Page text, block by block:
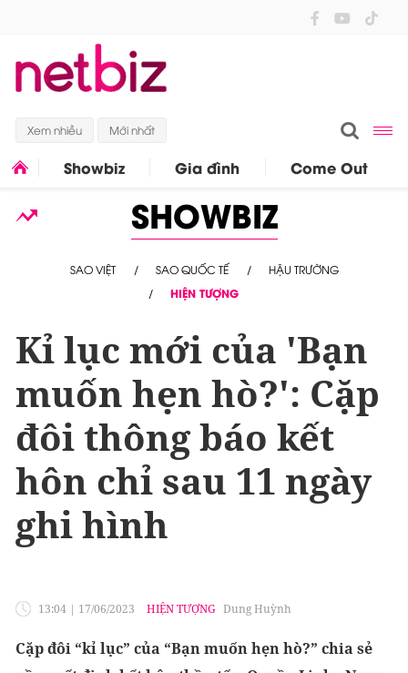
Xem nhiều Mới nhất
Showbiz Gia đình Come Out
SHOWBIZ
SAO VIỆT SAO QUỐC TẾ
HẬU TRƯỜNG
HIỆN TƯỢNG
Kỉ lục mới của 'Bạn
muốn hẹn hò?': Cặp
đôi thông báo kết
hôn chỉ sau 11 ngày
ghi hình
13:04 | 17/06/2023 HIỆN TƯỢNG Dung Huỳnh
Cặp đôi “kỉ lục” của “Bạn muốn hẹn hò?” chia sẻ